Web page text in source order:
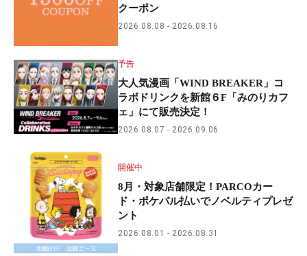
クーポン
2026.08.08 2026.08.16
予告
大人気漫画「WIND BREAKER」コ
ラボドリンクを新館６F「みのりカフ
ェ」にて販売決定！
2026.08.07 2026.09.06
開催中
8月・対象店舗限定！PARCOカー
ド・ポケパル払いでノベルティプレゼ
ント
2026.08.01 2026.08.31